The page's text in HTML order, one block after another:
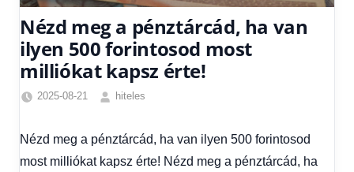
Nézd meg a pénztárcád, ha van
ilyen 500 forintosod most
milliókat kapsz érte!
2025-08-21
hiteles
hírek
Hírek,
Nézd meg a pénztárcád, ha van ilyen 500 forintosod
most milliókat kapsz érte! Nézd meg a pénztárcád, ha